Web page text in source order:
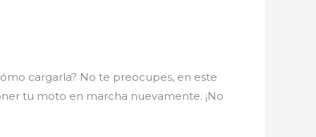
cargarla? No te preocupes, en este
tu moto en marcha nuevamente. ¡No